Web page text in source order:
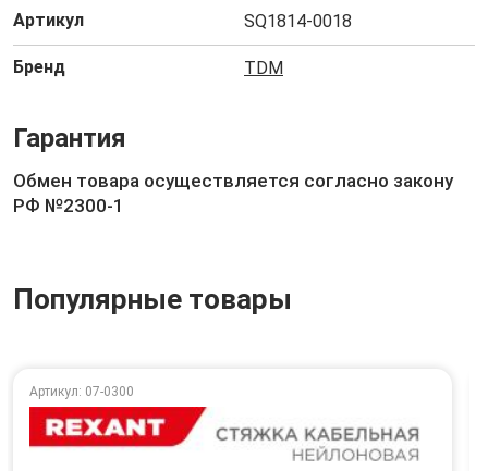
Артикул SQ1814-0018
Бренд TDM
Гарантия
Обмен товара осуществляется согласно закону
РФ №2300-1
Популярные товары
Артикул: 07-0300